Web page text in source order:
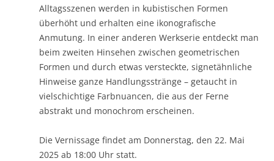
Alltagsszenen werden in kubistischen Formen
überhöht und erhalten eine ikonografische
Anmutung. In einer anderen Werkserie entdeckt man
beim zweiten Hinsehen zwischen geometrischen
Formen und durch etwas versteckte, signetähnliche
Hinweise ganze Handlungsstränge – getaucht in
vielschichtige Farbnuancen, die aus der Ferne
abstrakt und monochrom erscheinen.
Die Vernissage findet am Donnerstag, den 22. Mai
2025 ab 18:00 Uhr statt.